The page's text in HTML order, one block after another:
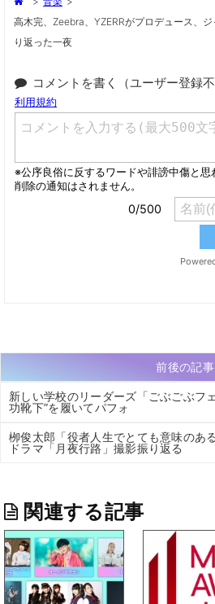
高木完、Zeebra、YZERRがプロデュース、
り返った一夜
コメントを書く（ユーザー登録不
前後の記事
新しい学校のリーダーズ「ごぶごぶ
功靴下”を履いてパフォ
栁俊太郎「役者人生でとても意味のあ
ドラマ「月夜行路」撮影振り返る
関連する記事